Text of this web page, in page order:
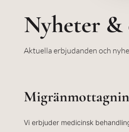
Nyheter &
Aktuella erbjudanden och
Vi erbjuder medicinsk